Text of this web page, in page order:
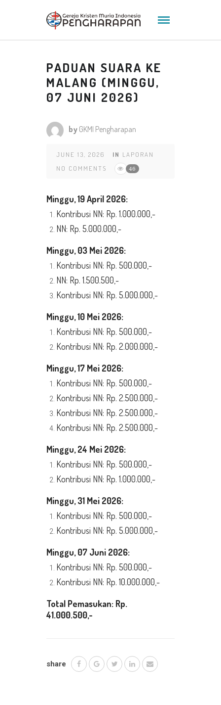
PADUAN SUARA KE
MALANG (MINGGU,
07 JUNI 2026)
by GKMI Pengharapan
JUNE 13, 2026 IN LAPORAN
NO COMMENTS
46
Minggu, 19 April 2026:
Kontribusi NN: Rp. 1.000.000,-
NN: Rp. 5.000.000,-
Minggu, 03 Mei 2026:
Kontribusi NN: Rp. 500.000,-
NN: Rp. 1.500.500,-
Kontribusi NN: Rp. 5.000.000,-
Minggu, 10 Mei 2026:
Kontribusi NN: Rp. 500.000,-
Kontribusi NN: Rp. 2.000.000,-
Minggu, 17 Mei 2026:
Kontribusi NN: Rp. 500.000,-
Kontribusi NN: Rp. 2.500.000,-
Kontribusi NN: Rp. 2.500.000,-
Kontribusi NN: Rp. 2.500.000,-
Minggu, 24 Mei 2026:
Kontribusi NN: Rp. 500.000,-
Kontribusi NN: Rp. 1.000.000,-
Minggu, 31 Mei 2026:
Kontribusi NN: Rp. 500.000,-
Kontribusi NN: Rp. 5.000.000,-
Minggu, 07 Juni 2026:
Kontribusi NN: Rp. 500.000,-
Kontribusi NN: Rp. 10.000.000,-
Total Pemasukan: Rp.
41.000.500,-
share